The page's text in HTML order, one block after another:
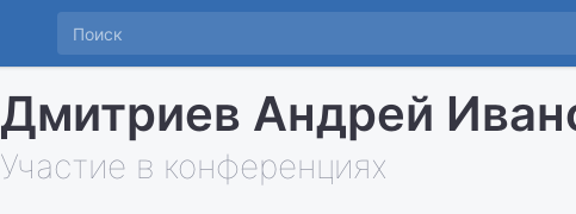
Дмитриев Андрей
Участие в конференциях